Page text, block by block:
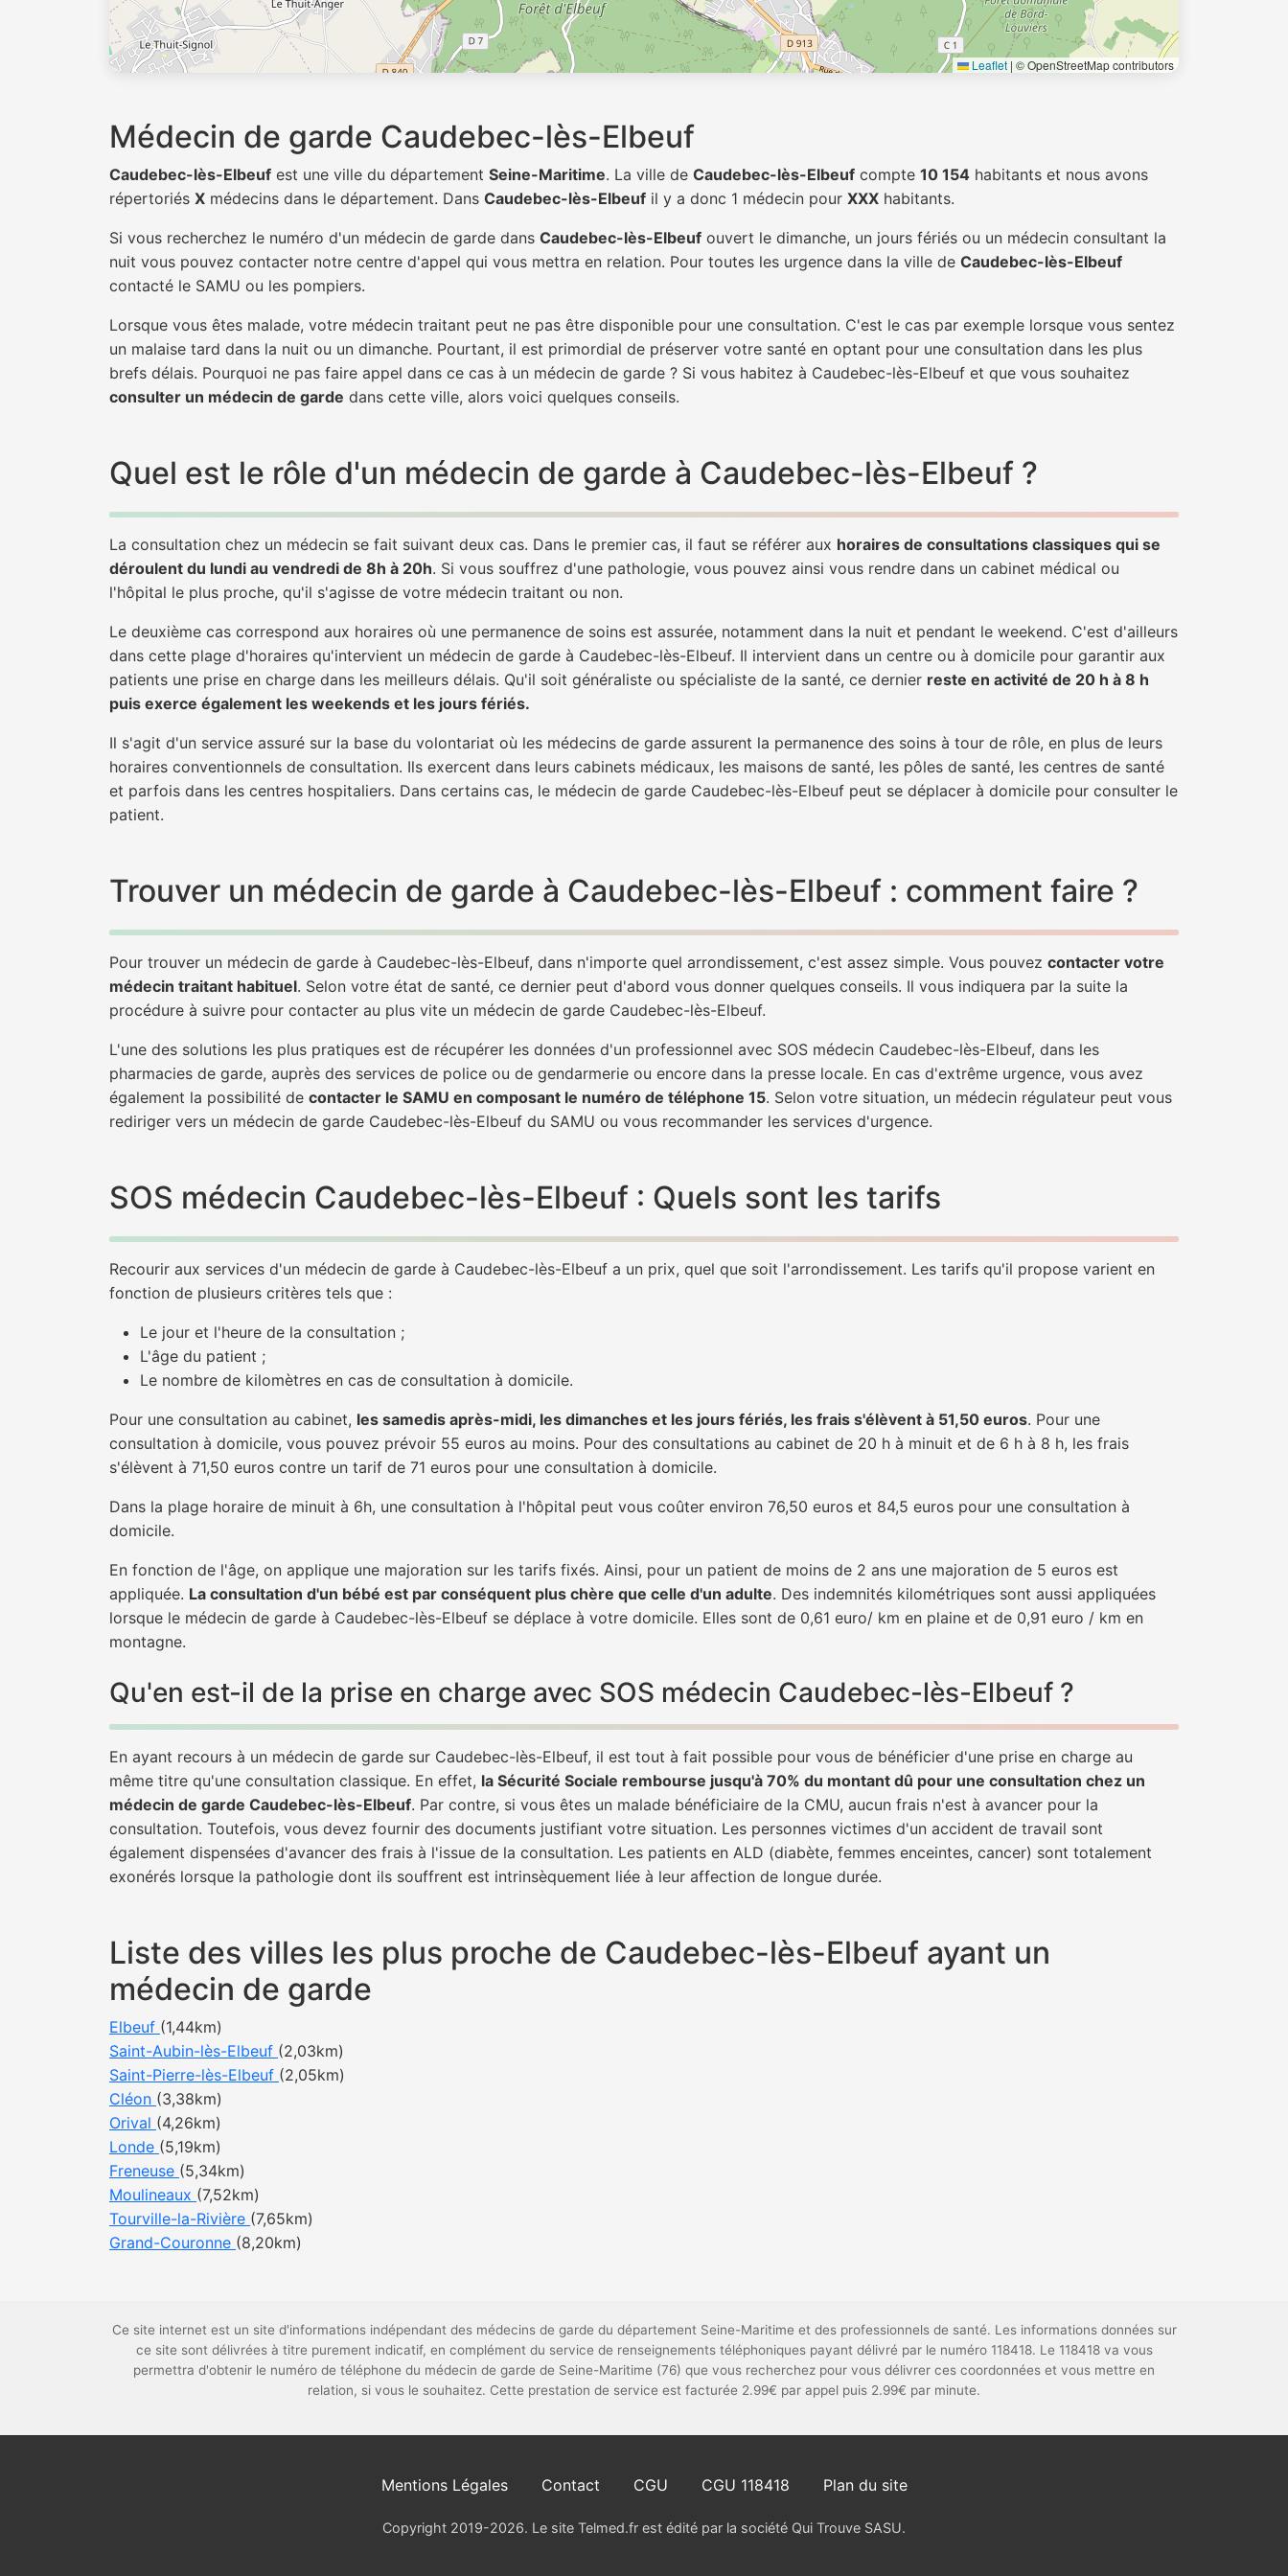
Leaflet | © OpenStreetMap contributors
Médecin de garde Caudebec-lès-Elbeuf
Caudebec-lès-Elbeuf est une ville du département Seine-Maritime. La ville de Caudebec-lès-Elbeuf compte 10 154 habitants et nous avons
répertoriés X médecins dans le département. Dans Caudebec-lès-Elbeuf il y a donc 1 médecin pour XXX habitants.
Si vous recherchez le numéro d'un médecin de garde dans Caudebec-lès-Elbeuf ouvert le dimanche, un jours fériés ou un médecin consultant la
nuit vous pouvez contacter notre centre d'appel qui vous mettra en relation. Pour toutes les urgence dans la ville de Caudebec-lès-Elbeuf
contacté le SAMU ou les pompiers.
Lorsque vous êtes malade, votre médecin traitant peut ne pas être disponible pour une consultation. C'est le cas par exemple lorsque vous sentez
un malaise tard dans la nuit ou un dimanche. Pourtant, il est primordial de préserver votre santé en optant pour une consultation dans les plus
brefs délais. Pourquoi ne pas faire appel dans ce cas à un médecin de garde ? Si vous habitez à Caudebec-lès-Elbeuf et que vous souhaitez
consulter un médecin de garde dans cette ville, alors voici quelques conseils.
Quel est le rôle d'un médecin de garde à Caudebec-lès-Elbeuf ?
La consultation chez un médecin se fait suivant deux cas. Dans le premier cas, il faut se référer aux horaires de consultations classiques qui se
déroulent du lundi au vendredi de 8h à 20h. Si vous souffrez d'une pathologie, vous pouvez ainsi vous rendre dans un cabinet médical ou
l'hôpital le plus proche, qu'il s'agisse de votre médecin traitant ou non.
Le deuxième cas correspond aux horaires où une permanence de soins est assurée, notamment dans la nuit et pendant le weekend. C'est d'ailleurs
dans cette plage d'horaires qu'intervient un médecin de garde à Caudebec-lès-Elbeuf. Il intervient dans un centre ou à domicile pour garantir aux
patients une prise en charge dans les meilleurs délais. Qu'il soit généraliste ou spécialiste de la santé, ce dernier reste en activité de 20 h à 8 h
puis exerce également les weekends et les jours fériés.
Il s'agit d'un service assuré sur la base du volontariat où les médecins de garde assurent la permanence des soins à tour de rôle, en plus de leurs
horaires conventionnels de consultation. Ils exercent dans leurs cabinets médicaux, les maisons de santé, les pôles de santé, les centres de santé
et parfois dans les centres hospitaliers. Dans certains cas, le médecin de garde Caudebec-lès-Elbeuf peut se déplacer à domicile pour consulter le
patient.
Trouver un médecin de garde à Caudebec-lès-Elbeuf : comment faire ?
Pour trouver un médecin de garde à Caudebec-lès-Elbeuf, dans n'importe quel arrondissement, c'est assez simple. Vous pouvez contacter votre
médecin traitant habituel. Selon votre état de santé, ce dernier peut d'abord vous donner quelques conseils. Il vous indiquera par la suite la
procédure à suivre pour contacter au plus vite un médecin de garde Caudebec-lès-Elbeuf.
L'une des solutions les plus pratiques est de récupérer les données d'un professionnel avec SOS médecin Caudebec-lès-Elbeuf, dans les
pharmacies de garde, auprès des services de police ou de gendarmerie ou encore dans la presse locale. En cas d'extrême urgence, vous avez
également la possibilité de contacter le SAMU en composant le numéro de téléphone 15. Selon votre situation, un médecin régulateur peut vous
rediriger vers un médecin de garde Caudebec-lès-Elbeuf du SAMU ou vous recommander les services d'urgence.
SOS médecin Caudebec-lès-Elbeuf : Quels sont les tarifs
Recourir aux services d'un médecin de garde à Caudebec-lès-Elbeuf a un prix, quel que soit l'arrondissement. Les tarifs qu'il propose varient en
fonction de plusieurs critères tels que :
Le jour et l'heure de la consultation ;
L'âge du patient ;
Le nombre de kilomètres en cas de consultation à domicile.
Pour une consultation au cabinet, les samedis après-midi, les dimanches et les jours fériés, les frais s'élèvent à 51,50 euros. Pour une
consultation à domicile, vous pouvez prévoir 55 euros au moins. Pour des consultations au cabinet de 20 h à minuit et de 6 h à 8 h, les frais
s'élèvent à 71,50 euros contre un tarif de 71 euros pour une consultation à domicile.
Dans la plage horaire de minuit à 6h, une consultation à l'hôpital peut vous coûter environ 76,50 euros et 84,5 euros pour une consultation à
domicile.
En fonction de l'âge, on applique une majoration sur les tarifs fixés. Ainsi, pour un patient de moins de 2 ans une majoration de 5 euros est
appliquée. La consultation d'un bébé est par conséquent plus chère que celle d'un adulte. Des indemnités kilométriques sont aussi appliquées
lorsque le médecin de garde à Caudebec-lès-Elbeuf se déplace à votre domicile. Elles sont de 0,61 euro/ km en plaine et de 0,91 euro / km en
montagne.
Qu'en est-il de la prise en charge avec SOS médecin Caudebec-lès-Elbeuf ?
En ayant recours à un médecin de garde sur Caudebec-lès-Elbeuf, il est tout à fait possible pour vous de bénéficier d'une prise en charge au
même titre qu'une consultation classique. En effet, la Sécurité Sociale rembourse jusqu'à 70% du montant dû pour une consultation chez un
médecin de garde Caudebec-lès-Elbeuf. Par contre, si vous êtes un malade bénéficiaire de la CMU, aucun frais n'est à avancer pour la
consultation. Toutefois, vous devez fournir des documents justifiant votre situation. Les personnes victimes d'un accident de travail sont
également dispensées d'avancer des frais à l'issue de la consultation. Les patients en ALD (diabète, femmes enceintes, cancer) sont totalement
exonérés lorsque la pathologie dont ils souffrent est intrinsèquement liée à leur affection de longue durée.
Liste des villes les plus proche de Caudebec-lès-Elbeuf ayant un
médecin de garde
Elbeuf (1,44km)
Saint-Aubin-lès-Elbeuf (2,03km)
Saint-Pierre-lès-Elbeuf (2,05km)
Cléon (3,38km)
Orival (4,26km)
Londe (5,19km)
Freneuse (5,34km)
Moulineaux (7,52km)
Tourville-la-Rivière (7,65km)
Grand-Couronne (8,20km)
Ce site internet est un site d'informations indépendant des médecins de garde du département Seine-Maritime et des professionnels de santé. Les informations données sur
ce site sont délivrées à titre purement indicatif, en complément du service de renseignements téléphoniques payant délivré par le numéro 118418. Le 118418 va vous
permettra d'obtenir le numéro de téléphone du médecin de garde de Seine-Maritime (76) que vous recherchez pour vous délivrer ces coordonnées et vous mettre en
relation, si vous le souhaitez. Cette prestation de service est facturée 2.99€ par appel puis 2.99€ par minute.
Mentions Légales Contact CGU CGU 118418 Plan du site
Copyright 2019-2026. Le site Telmed.fr est édité par la société Qui Trouve SASU.